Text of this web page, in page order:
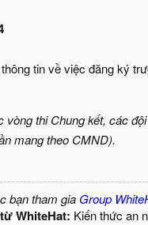
tin về việc đăng ký
thi Chung kết, các
mang theo CMND).
bạn tham gia Group
WhiteHat: Kiến thức an